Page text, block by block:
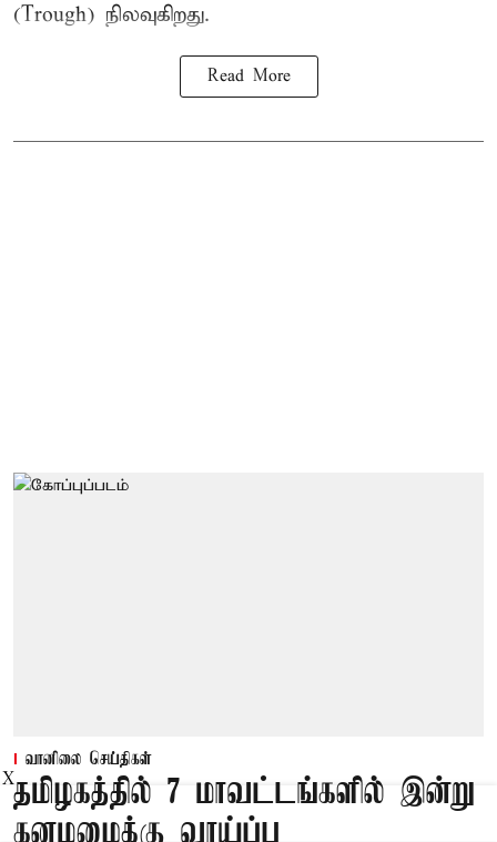
(Trough) நிலவுகிறது.
Read More
வானிலை செய்திகள்
தமிழகத்தில் 7 மாவட்டங்களில் இன்று
கனமழைக்கு வாய்ப்பு
X